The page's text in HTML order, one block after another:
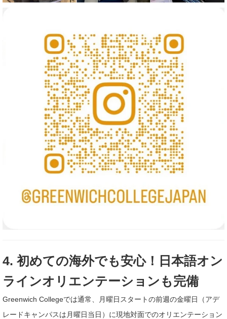
4. 初めての海外でも安心！日本語オン
ラインオリエンテーションも完備
Greenwich Collegeでは通常、月曜日スタートの前週の金曜日（アデ
レードキャンパスは月曜日当日）に現地対面でのオリエンテーション